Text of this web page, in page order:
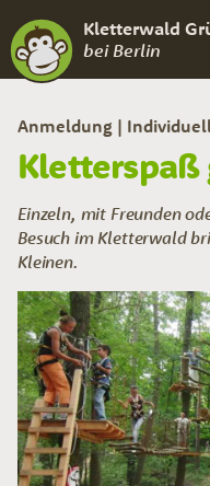
Kletterwald
bei Berlin
Anmeldung
Einzeln, mit Freunden
Besuch im Kletterwald
Kleinen.